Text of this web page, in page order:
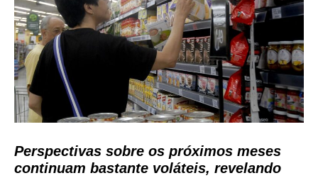
Perspectivas sobre os próximos meses
continuam bastante voláteis, revelando